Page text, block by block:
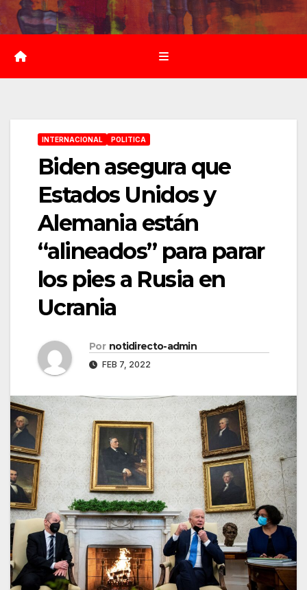
Saltar
al
contenido
INTERNACIONAL POLITICA
Biden asegura que
Estados Unidos y
Alemania están
“alineados” para parar
los pies a Rusia en
Ucrania
Por notidirecto-admin
FEB 7, 2022